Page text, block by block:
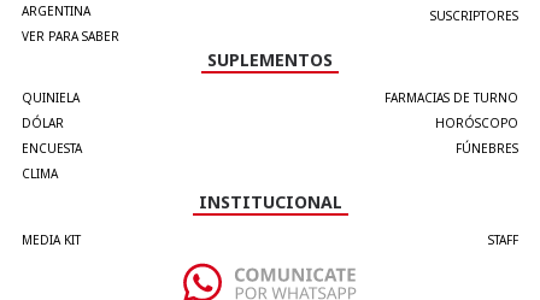
ARGENTINA
VER PARA SABER
SUSCRIPTORES
SUPLEMENTOS
QUINIELA
DÓLAR
ENCUESTA
CLIMA
FARMACIAS DE TURNO
HORÓSCOPO
FÚNEBRES
INSTITUCIONAL
MEDIA KIT STAFF